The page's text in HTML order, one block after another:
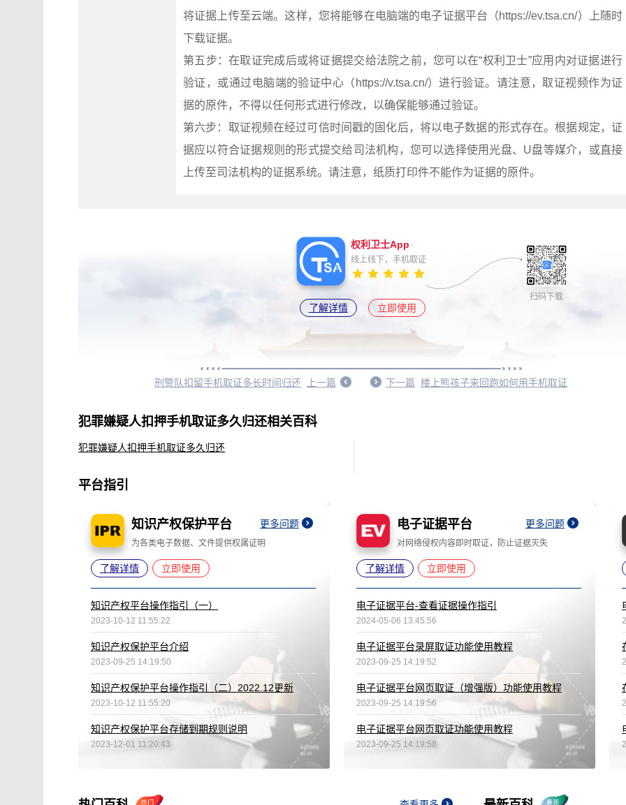
将证据上传至云端。这样，您将能够在电脑端的电子证据平台（https://ev.tsa.cn/）上随时
下载证据。
第五步：在取证完成后或将证据提交给法院之前，您可以在“权利卫士”应用内对证据进行
验证，或通过电脑端的验证中心（https://v.tsa.cn/）进行验证。请注意，取证视频作为证
据的原件，不得以任何形式进行修改，以确保能够通过验证。
第六步：取证视频在经过可信时间戳的固化后，将以电子数据的形式存在。根据规定，证
据应以符合证据规则的形式提交给司法机构，您可以选择使用光盘、U盘等媒介，或直接
上传至司法机构的证据系统。请注意，纸质打印件不能作为证据的原件。
权利卫士App
线上线下，手机取证
了解详情 立即使用
扫码下载
刑警队扣留手机取证多长时间归还 上一篇 下一篇 楼上熊孩子来回跑如何用手机取证
犯罪嫌疑人扣押手机取证多久归还相关百科
犯罪嫌疑人扣押手机取证多久归还
平台指引
知识产权保护平台 更多问题
为各类电子数据、文件提供权属证明
了解详情 立即使用
知识产权平台操作指引（一）
2023-10-12 11:55:22
知识产权保护平台介绍
2023-09-25 14:19:50
知识产权保护平台操作指引（二）2022.12更新
2023-10-12 11:55:20
知识产权保护平台存储到期规则说明
2023-12-01 11:20:43
电子证据平台 更多问题
对网络侵权内容即时取证，防止证据灭失
了解详情 立即使用
电子证据平台-查看证据操作指引
2024-05-06 13:45:56
电子证据平台录屏取证功能使用教程
2023-09-25 14:19:52
电子证据平台网页取证（增强版）功能使用教程
2023-09-25 14:19:56
电子证据平台网页取证功能使用教程
2023-09-25 14:19:58